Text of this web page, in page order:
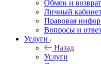
Обмен и возврат
Личный
Правовая
Вопросы и
Услуги
Назад
Услуги